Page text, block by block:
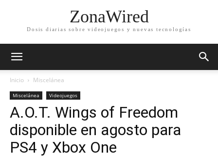
ZonaWired
Dosis diarias sobre videojuegos y nuevas tecnologías
Inicio Miscelánea
Miscelánea Videojuegos
A.O.T. Wings of Freedom
disponible en agosto para
PS4 y Xbox One